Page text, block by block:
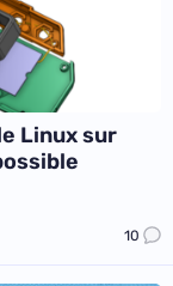
Linux sur
10